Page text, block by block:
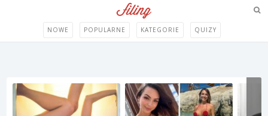
NOWE POPULARNE KATEGORIE QUIZY